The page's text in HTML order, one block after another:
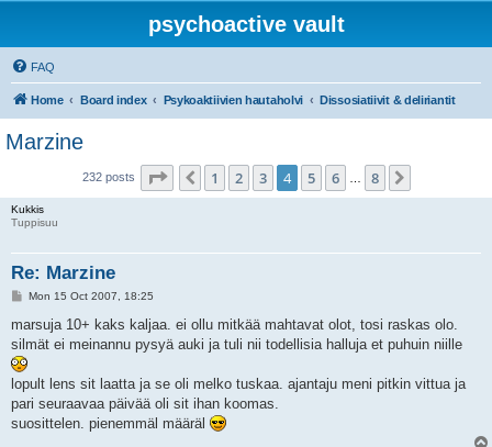
psychoactive vault
FAQ
Home Board index Psykoaktiivien hautaholvi Dissosiatiivit & deliriantit
Marzine
232 posts Page of 8
Previous
1 2 3 4 5 6 8
Kukkis
Tuppisuu
Re: Marzine
P
s
Mon 15 Oct 2007, 18:25
marsuja 10+ kaks kaljaa. ei ollu mitkää mahtavat olot, tosi raskas olo.
silmät ei meinannu pysyä auki ja tuli nii todellisia halluja et puhuin niille
lopult lens sit laatta ja se oli melko tuskaa. ajantaju meni pitkin vittua ja
pari seuraavaa päivää oli sit ihan koomas.
suosittelen. pienemmäl määräl